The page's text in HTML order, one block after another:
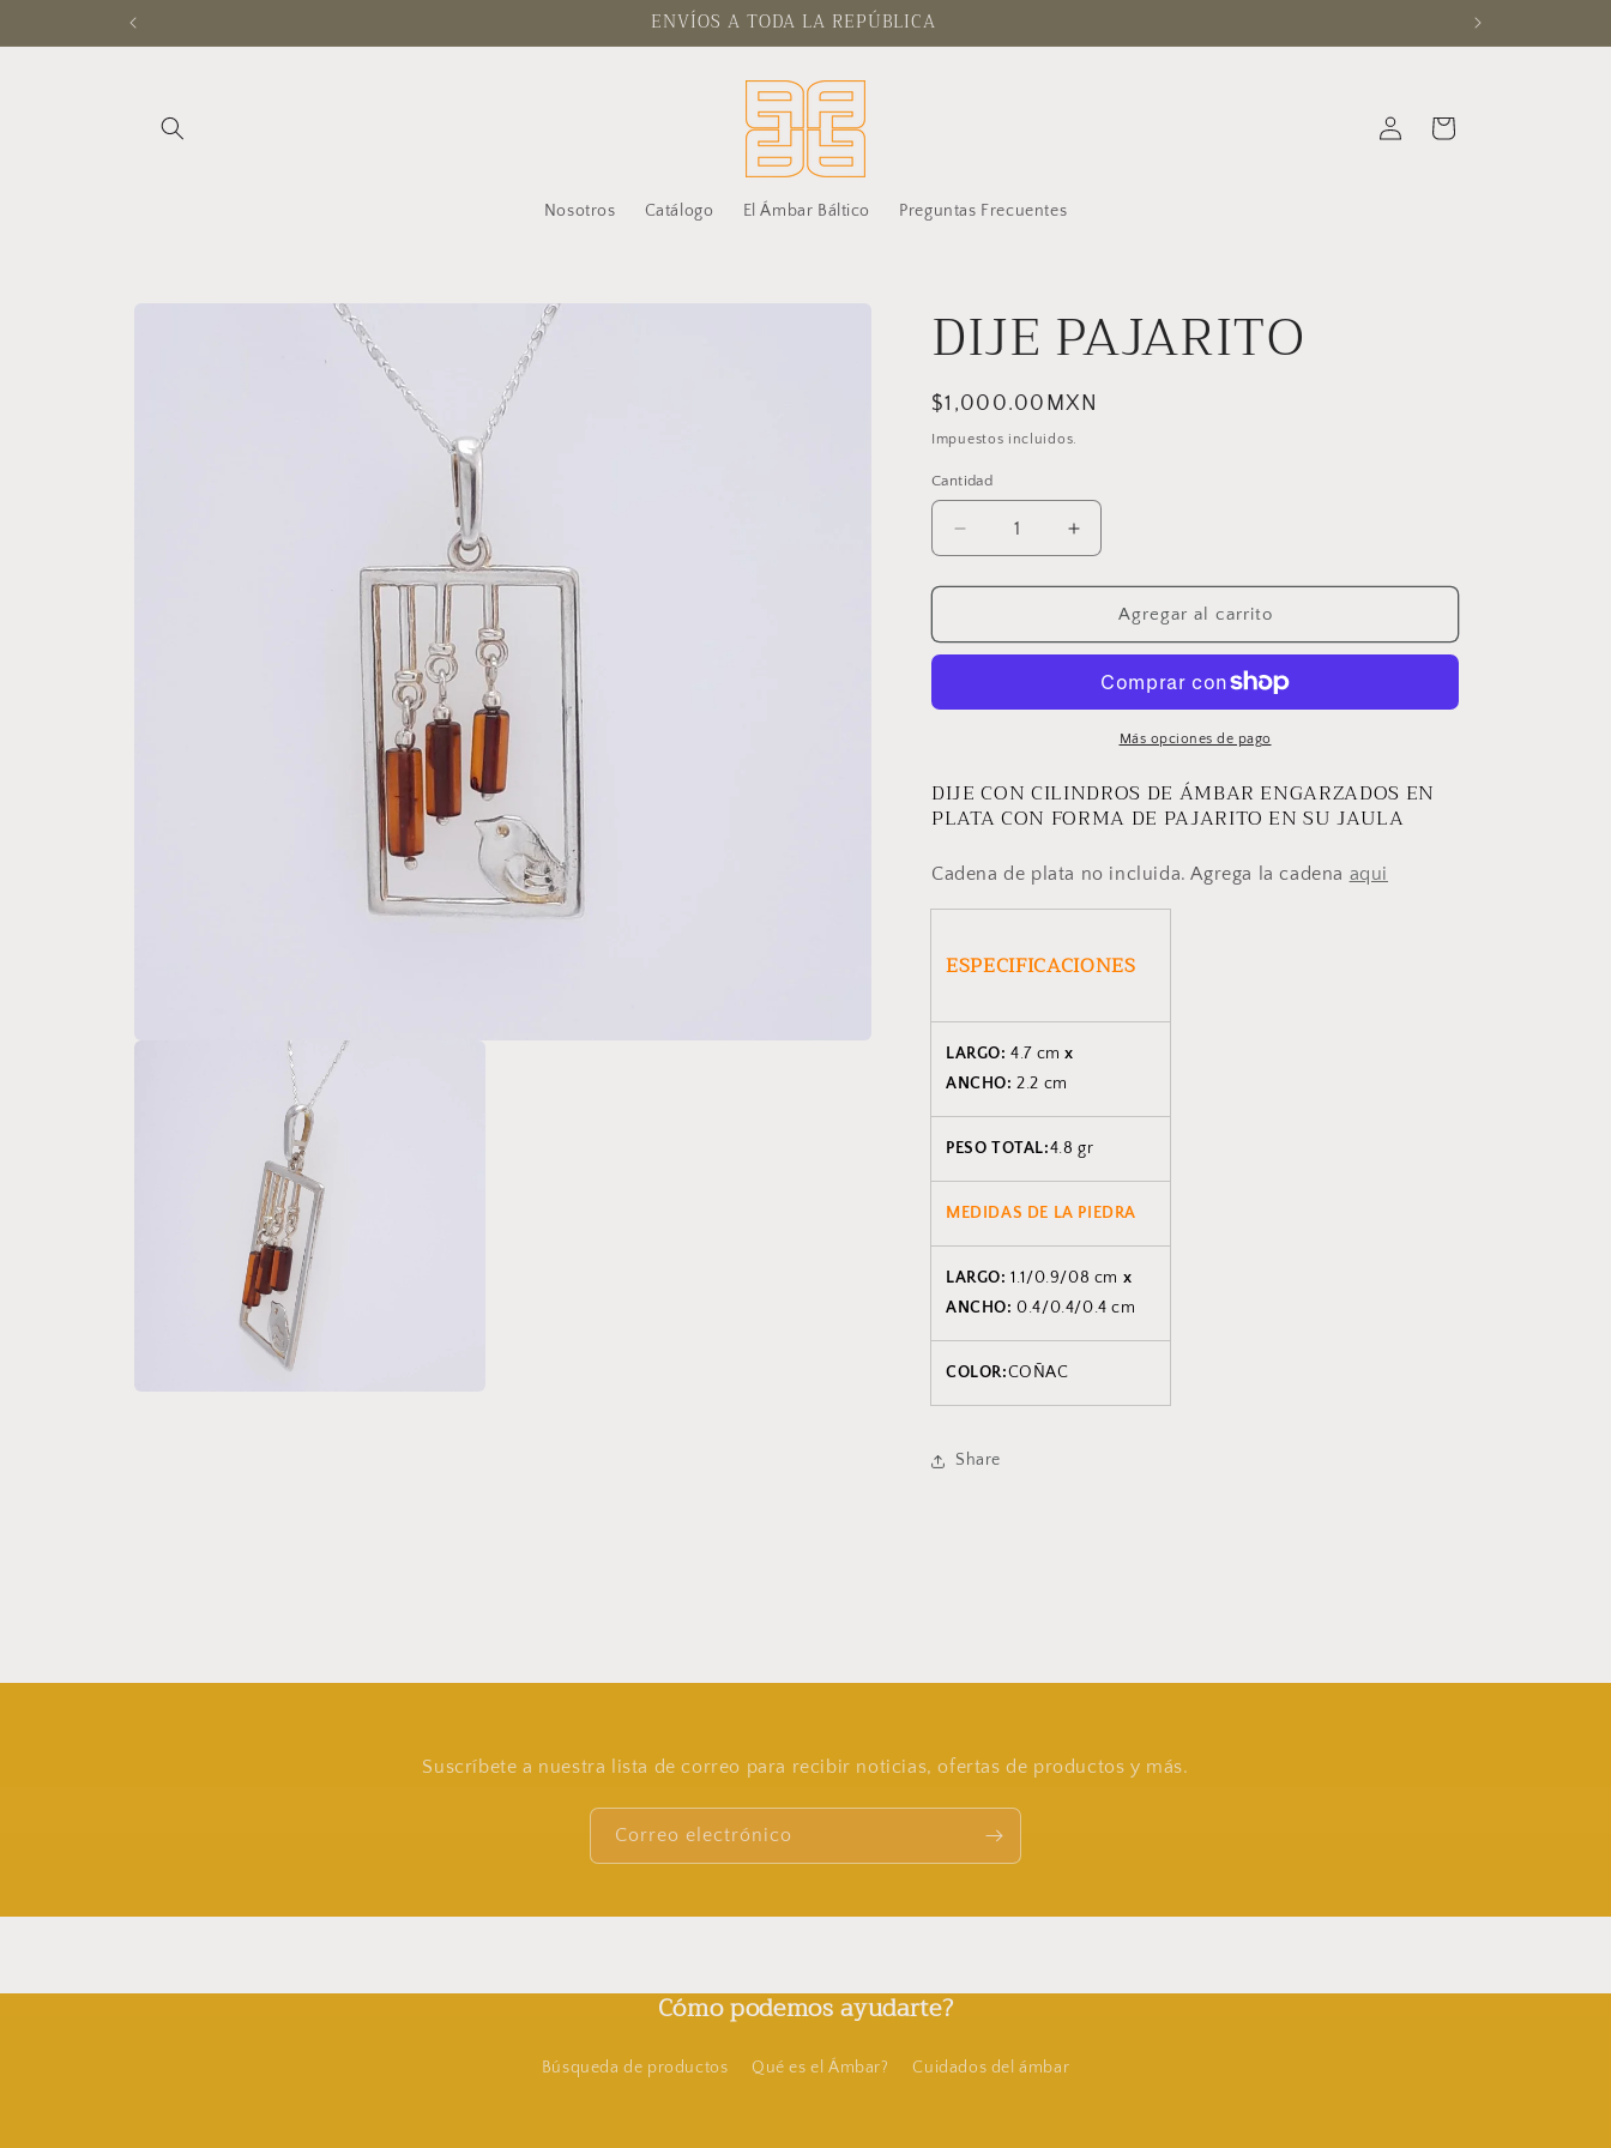
directamente
al contenido
ENVÍOS A TODA LA REPÚBLICA
Nosotros Catálogo El Ámbar Báltico Preguntas Frecuentes
sesión
Carrito
DIJE PAJARITO
Precio
habitual
$1,000.00MXN
Impuestos incluidos.
Cantidad
Reducir
cantidad
para
PAJARITO
Aumentar
cantidad
para
PAJARITO
Agregar al carrito
Más opciones de pago
DIJE CON CILINDROS DE ÁMBAR ENGARZADOS EN
PLATA CON FORMA DE PAJARITO EN SU JAULA
Cadena de plata no incluida. Agrega la cadena aqui
ESPECIFICACIONES
LARGO:4.7 cmx
ANCHO:2.2 cm
PESO TOTAL:4.8 gr
MEDIDAS DE LA PIEDRA
LARGO:1.1/0.9/08 cm x
ANCHO: 0.4/0.4/0.4 cm
COLOR:COÑAC
Share
Suscríbete a nuestra lista de correo para recibir noticias, ofertas de productos y más.
Correo electrónico
Cómo podemos ayudarte?
Búsqueda de productos Qué es el Ámbar? Cuidados del ámbar